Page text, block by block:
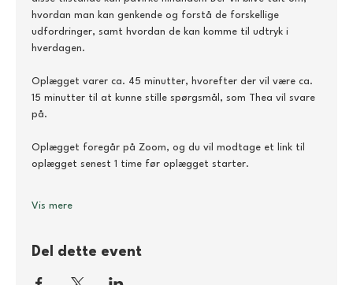
hvordan man kan genkende og forstå de forskellige
udfordringer, samt hvordan de kan komme til udtryk i
hverdagen.
Oplægget varer ca. 45 minutter, hvorefter der vil være ca.
15 minutter til at kunne stille spørgsmål, som Thea vil svare
på.
Oplægget foregår på Zoom, og du vil modtage et link til
oplægget senest 1 time før oplægget starter.
Vis mere
Del dette event